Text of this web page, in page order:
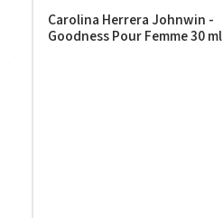
Carolina Herrera Johnwin -
Goodness Pour Femme 30 ml